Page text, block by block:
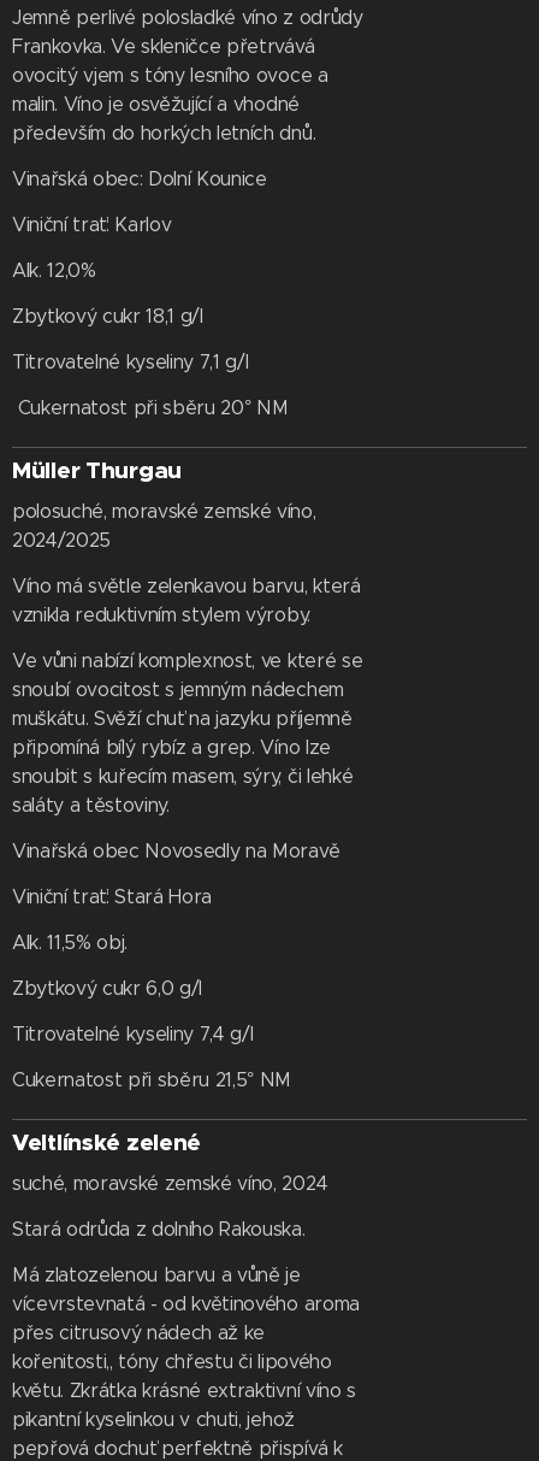
Jemně perlivé polosladké víno z odrůdy
Frankovka. Ve skleničce přetrvává
ovocitý vjem s tóny lesního ovoce a
malin. Víno je osvěžující a vhodné
především do horkých letních dnů.
Vinařská obec: Dolní Kounice
Viniční trať: Karlov
Alk. 12,0%
Zbytkový cukr 18,1 g/l
Titrovatelné kyseliny 7,1 g/l
Cukernatost při sběru 20° NM
Müller Thurgau
polosuché, moravské zemské víno,
2024/2025
Víno má světle zelenkavou barvu, která
vznikla reduktivním stylem výroby.
Ve vůni nabízí komplexnost, ve které se
snoubí ovocitost s jemným nádechem
muškátu. Svěží chuť na jazyku příjemně
připomíná bílý rybíz a grep. Víno lze
snoubit s kuřecím masem, sýry, či lehké
saláty a těstoviny.
Vinařská obec Novosedly na Moravě
Viniční trať: Stará Hora
Alk. 11,5% obj.
Zbytkový cukr 6,0 g/l
Titrovatelné kyseliny 7,4 g/l
Cukernatost při sběru 21,5° NM
Veltlínské zelené
suché, moravské zemské víno, 2024
Stará odrůda z dolního Rakouska.
Má zlatozelenou barvu a vůně je
vícevrstevnatá - od květinového aroma
přes citrusový nádech až ke
kořenitosti,, tóny chřestu či lipového
květu. Zkrátka krásné extraktivní víno s
pikantní kyselinkou v chuti, jehož
pepřová dochuť perfektně přispívá k